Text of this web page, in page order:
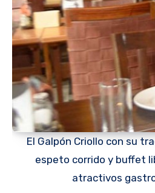
El Galpón Criollo con su
espeto corrido y buffet
atractivos